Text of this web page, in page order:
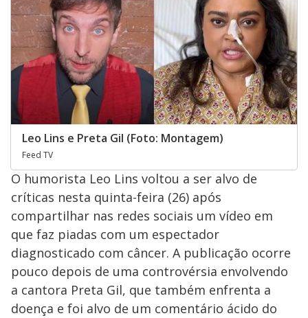
Leo Lins e Preta Gil (Foto: Montagem)
Feed TV
O humorista Leo Lins voltou a ser alvo de
críticas nesta quinta-feira (26) após
compartilhar nas redes sociais um vídeo em
que faz piadas com um espectador
diagnosticado com câncer. A publicação ocorre
pouco depois de uma controvérsia envolvendo
a cantora Preta Gil, que também enfrenta a
doença e foi alvo de um comentário ácido do